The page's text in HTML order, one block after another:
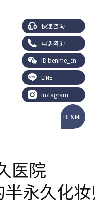
快速咨询
电话咨询
ID:benme_cn
LINE
Instagram
BE&ME
医院
永久化